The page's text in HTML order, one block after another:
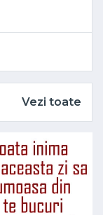
Vezi toate